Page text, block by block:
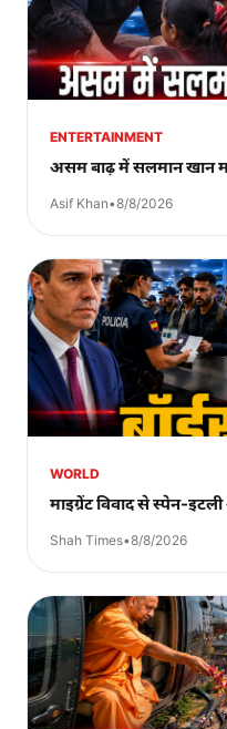
ENTERTAINMENT
असम बाढ़ में सलमान खान
Asif Khan•8/8/2026
WORLD
माइग्रेंट विवाद से स्पेन-
Shah Times•8/8/2026